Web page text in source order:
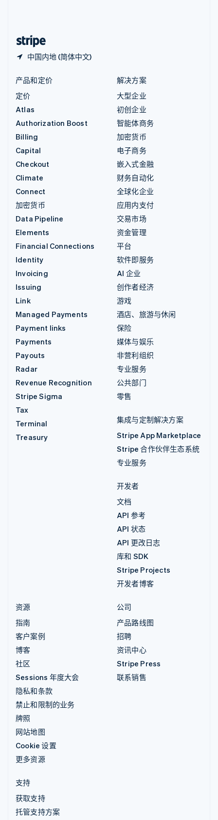
中国内地 (简体中文)
产品和定价
定价
Atlas
Authorization Boost
Billing
Capital
Checkout
Climate
Connect
加密货币
Data Pipeline
Elements
Financial Connections
Identity
Invoicing
Issuing
Link
Managed Payments
Payment links
Payments
Payouts
Radar
Revenue Recognition
Stripe Sigma
Tax
Terminal
Treasury
解决方案
大型企业
初创企业
智能体商务
加密货币
电子商务
嵌入式金融
财务自动化
全球化企业
应用内支付
交易市场
资金管理
平台
软件即服务
AI 企业
创作者经济
游戏
酒店、旅游与休闲
保险
媒体与娱乐
非营利组织
专业服务
公共部门
零售
集成与定制解决方案
Stripe App Marketplace
Stripe 合作伙伴生态系统
专业服务
开发者
文档
API 参考
API 状态
API 更改日志
库和 SDK
Stripe Projects
开发者博客
资源
指南
客户案例
博客
社区
Sessions 年度大会
隐私和条款
禁止和限制的业务
牌照
网站地图
Cookie 设置
更多资源
公司
产品路线图
招聘
资讯中心
Stripe Press
联系销售
支持
获取支持
托管支持方案